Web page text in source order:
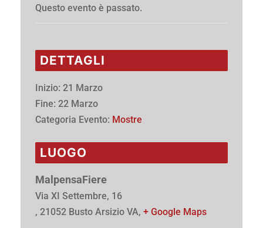
Questo evento è passato.
DETTAGLI
Inizio: 21 Marzo
Fine: 22 Marzo
Categoria Evento: Mostre
LUOGO
MalpensaFiere
Via XI Settembre, 16
, 21052 Busto Arsizio VA, + Google Maps